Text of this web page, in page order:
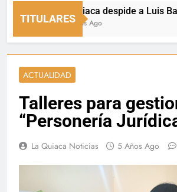
TITULARES
La Quiaca despide a Luis
14 Horas Ago
ACTUALIDAD
Talleres para
“Personería
La Quiaca Noticias 5 Años Ago